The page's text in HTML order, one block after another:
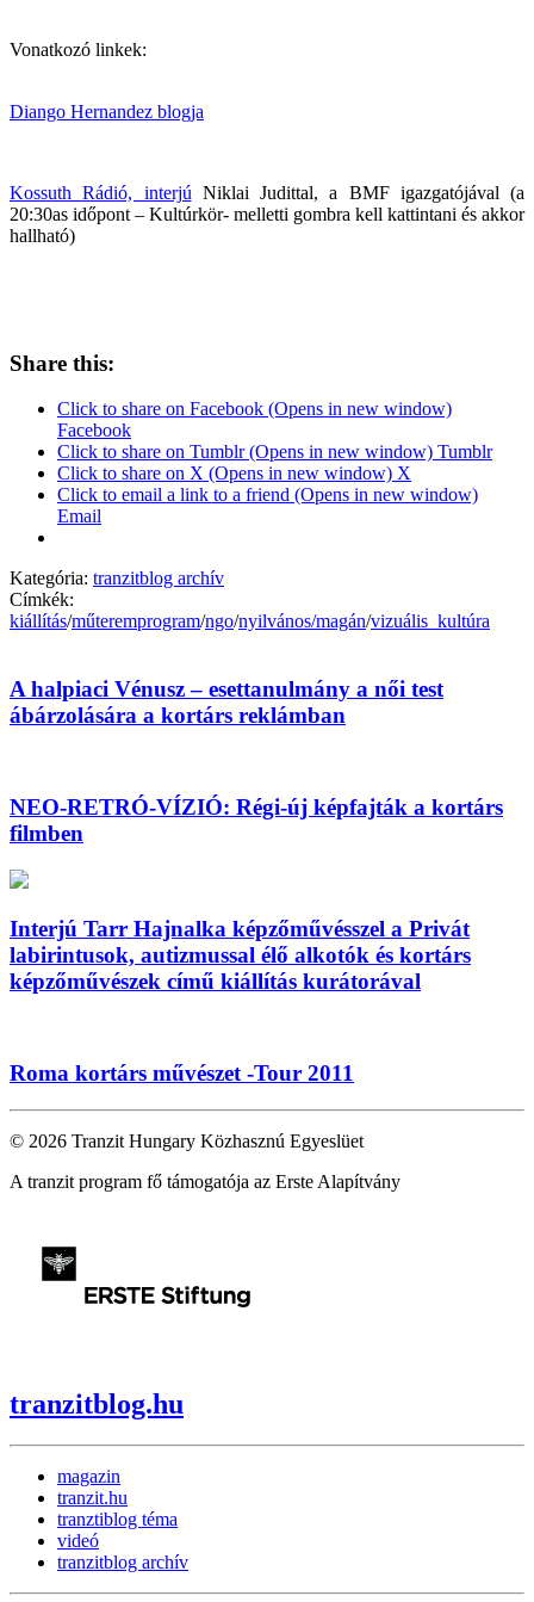
Vonatkozó linkek:
Diango Hernandez blogja
Kossuth Rádió, interjú Niklai Judittal, a BMF igazgatójával (a
20:30as időpont – Kultúrkör- melletti gombra kell kattintani és akkor
hallható)
Share this:
Click to share on Facebook (Opens in new window)
Facebook
Click to share on Tumblr (Opens in new window) Tumblr
Click to share on X (Opens in new window) X
Click to email a link to a friend (Opens in new window)
Email
Kategória: tranzitblog archív
Címkék:
kiállítás/műteremprogram/ngo/nyilvános/magán/vizuális_kultúra
A halpiaci Vénusz – esettanulmány a női test
ábárzolására a kortárs reklámban
NEO-RETRÓ-VÍZIÓ: Régi-új képfajták a kortárs
filmben
Interjú Tarr Hajnalka képzőművésszel a Privát
labirintusok, autizmussal élő alkotók és kortárs
képzőművészek című kiállítás kurátorával
Roma kortárs művészet -Tour 2011
© 2026 Tranzit Hungary Közhasznú Egyeslüet
A tranzit program fő támogatója az Erste Alapítvány
tranzitblog.hu
magazin
tranzit.hu
tranztiblog téma
videó
tranzitblog archív